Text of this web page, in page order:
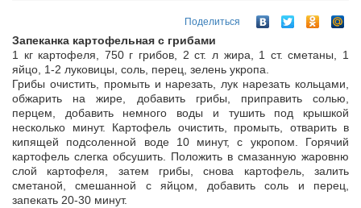
Поделиться
Запеканка картофельная с грибами
1 кг картофеля, 750 г грибов, 2 ст. л жира, 1 ст. сметаны, 1
яйцо, 1-2 луковицы, соль, перец, зелень укропа.
Грибы очистить, промыть и нарезать, лук нарезать кольцами,
обжарить на жире, добавить грибы, приправить солью,
перцем, добавить немного воды и тушить под крышкой
несколько минут. Картофель очистить, промыть, отварить в
кипящей подсоленной воде 10 минут, с укропом. Горячий
картофель слегка обсушить. Положить в смазанную жаровню
слой картофеля, затем грибы, снова картофель, залить
сметаной, смешанной с яйцом, добавить соль и перец,
запекать 20-30 минут.